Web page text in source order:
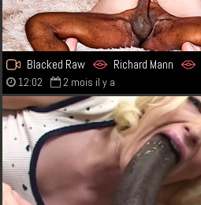
Blacked Raw Richard Mann
12:02 2 mois il y a